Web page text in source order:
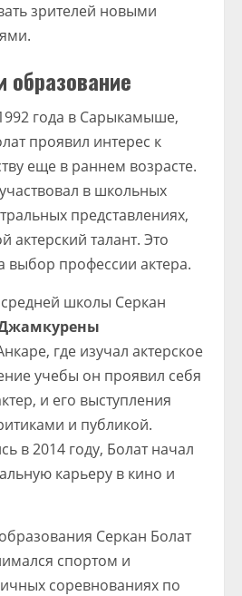
зрителей новыми
образование
года в Сарыкамыше,
проявил интерес к
еще в раннем возрасте.
в школьных
представлениях,
актерский талант. Это
выбор профессии актера.
школы Серкан
где изучал актерское
учебы он проявил себя
и его выступления
и публикой.
в 2014 году, Болат начал
карьеру в кино и
Серкан Болат
спортом и
соревнованиях по